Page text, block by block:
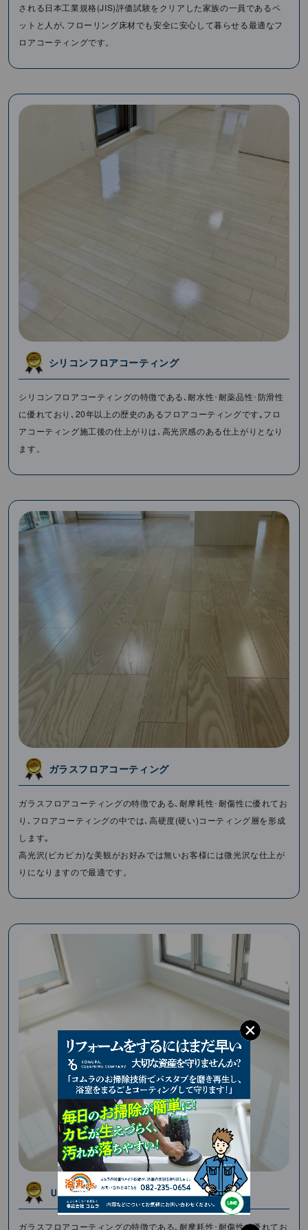
される⽇本⼯業規格(JIS)評価試験をクリアした家族の⼀員であるペ
ットと⼈が､フローリング床材でも安全に安⼼して暮らせる最適なフ
ロアコーティングです。
シリコンフロアコーティング
シリコンフロアコーティングの特徴である､耐⽔性･耐薬品性･防滑性
に優れており､20年以上の歴史のあるフロアコーティングです｡フロ
アコーティング施⼯後の仕上がりは､⾼光沢感のある仕上がりとなり
ます。
ガラスフロアコーティング
ガラスフロアコーティングの特徴である､耐摩耗性･耐傷性に優れてお
り､フロアコーティングの中では､⾼硬度(硬い)コーティング層を形成
します｡
⾼光沢(ピカピカ)な美観がお好みでは無いお客様には微光沢な仕上が
りになりますので最適です。
ＵＶフロアコーティング
ガラスフロアコーティングの特徴である､耐摩耗性･耐傷性に優れてお